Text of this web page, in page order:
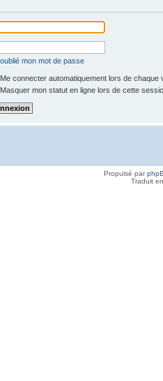
oublié mon mot de passe
Me connecter automatiquement lors de chaque
Masquer mon statut en ligne lors de cette
Propulsé par
Traduit